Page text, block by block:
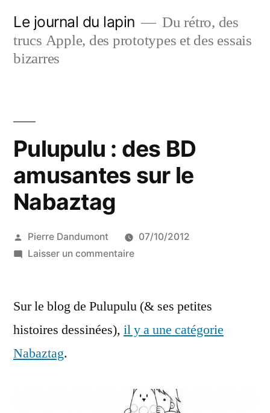
contenu
Le journal du lapin
Du rétro, des
trucs Apple, des prototypes et des essais
bizarres
Pulupulu : des BD
amusantes sur le
Nabaztag
Publié
par
Pierre Dandumont
07/10/2012
Laisser un commentairesur
des
amusantes
Nabaztag
Sur le blog de Pulupulu (& ses petites
histoires dessinées), il y a une catégorie
Nabaztag.